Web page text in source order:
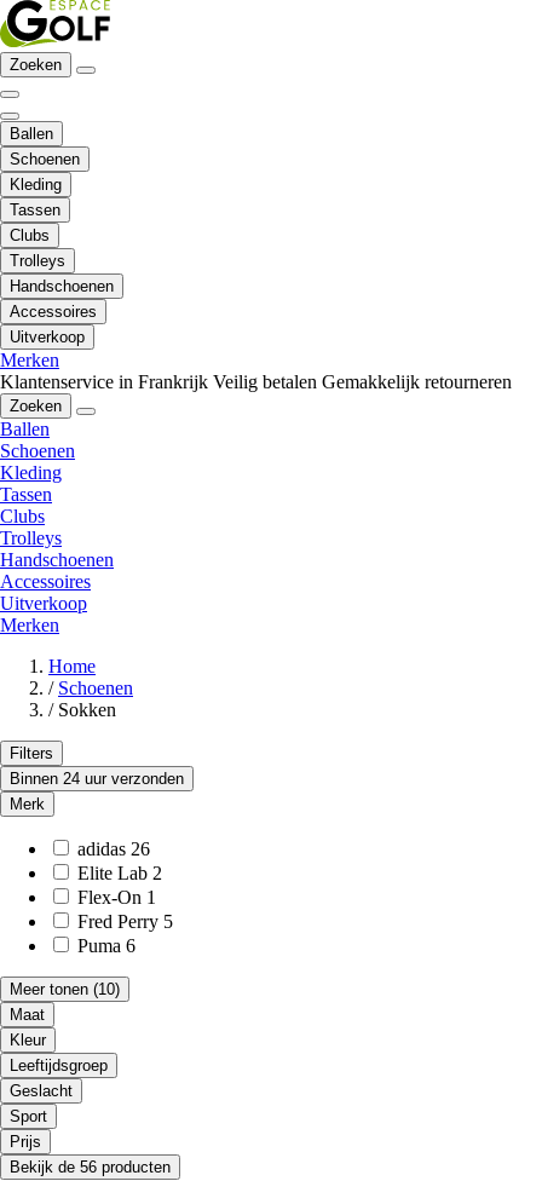
Zoeken
Ballen
Schoenen
Kleding
Tassen
Clubs
Trolleys
Handschoenen
Accessoires
Uitverkoop
Merken
Klantenservice in Frankrijk Veilig betalen Gemakkelijk retourneren
Zoeken
Ballen
Schoenen
Kleding
Tassen
Clubs
Trolleys
Handschoenen
Accessoires
Uitverkoop
Merken
Home
/ Schoenen
/ Sokken
Filters
Binnen 24 uur verzonden
Merk
adidas 26
Elite Lab 2
Flex-On 1
Fred Perry 5
Puma 6
Meer tonen (10)
Maat
Kleur
Leeftijdsgroep
Geslacht
Sport
Prijs
Bekijk de 56 producten